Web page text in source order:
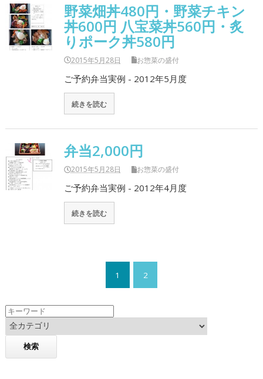
野菜畑丼480円・野菜チキン
丼600円 八宝菜丼560円・炙
りポーク丼580円
2015年5月28日 お惣菜の盛付
ご予約弁当実例 - 2012年5月度
続きを読む
弁当2,000円
2015年5月28日 お惣菜の盛付
ご予約弁当実例 - 2012年4月度
続きを読む
1 2